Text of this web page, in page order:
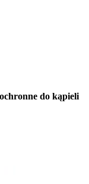
do kąpieli